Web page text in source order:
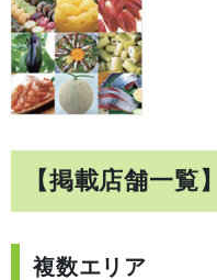
【掲載店舗一覧】
複数エリア